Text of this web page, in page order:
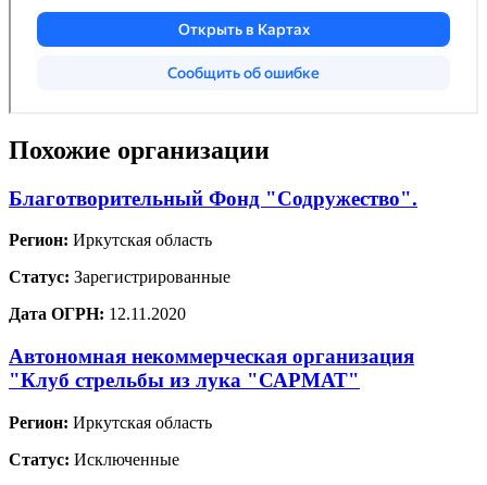
Похожие организации
Благотворительный Фонд "Содружество".
Регион: Иркутская область
Статус: Зарегистрированные
Дата ОГРН: 12.11.2020
Автономная некоммерческая организация
"Клуб стрельбы из лука "САРМАТ"
Регион: Иркутская область
Статус: Исключенные